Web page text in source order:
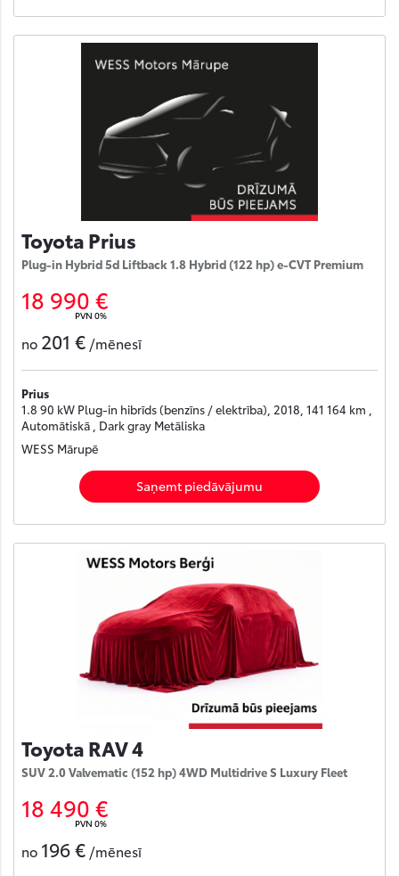
Toyota Prius
Plug-in Hybrid 5d Liftback 1.8 Hybrid (122 hp) e-CVT Premium
18 990 €
PVN 0%
no 201 € /mēnesī
Prius
1.8 90 kW Plug-in hibrīds (benzīns / elektrība), 2018, 141 164 km ,
Automātiskā , Dark gray Metāliska
WESS Mārupē
Saņemt piedāvājumu
Toyota RAV 4
SUV 2.0 Valvematic (152 hp) 4WD Multidrive S Luxury Fleet
18 490 €
PVN 0%
no 196 € /mēnesī